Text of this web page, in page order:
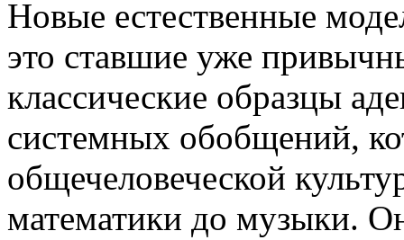
Новые естественные
это ставшие уже
классические образцы
системных обобщений,
общечеловеческой
математики до музыки.